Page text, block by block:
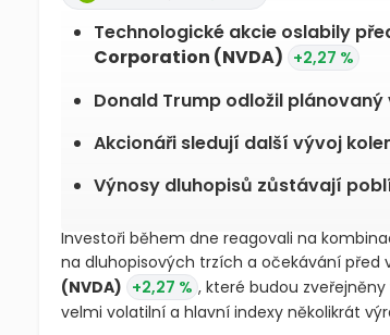
Technologické akcie oslabily
Corporation (NVDA) +2,27 %
Donald Trump odložil
Akcionáři sledují další vývoj
Výnosy dluhopisů zůstávají
Investoři během dne reagovali na
na dluhopisových trzích a očekávání před
(NVDA) +2,27 % , které budou
velmi volatilní a hlavní indexy několikrát